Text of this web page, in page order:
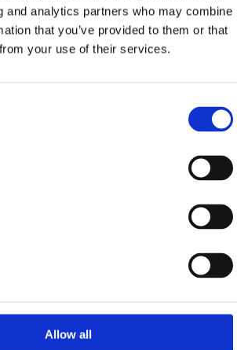
and analytics partners who may combine
that you’ve provided to them or that
your use of their services.
Allow all